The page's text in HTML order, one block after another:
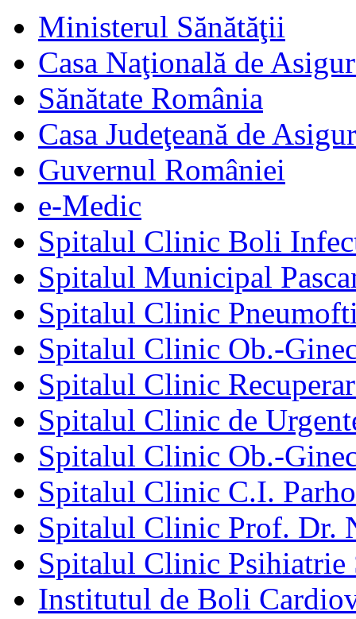
Ministerul Sănătăţii
Casa Naţională de
Sănătate România
Casa Judeţeană de
Guvernul României
e-Medic
Spitalul Clinic Boli
Spitalul Municipal
Spitalul Clinic
Spitalul Clinic Ob.-
Spitalul Clinic
Spitalul Clinic de
Spitalul Clinic Ob.-
Spitalul Clinic C.I.
Spitalul Clinic Prof. Dr.
Spitalul Clinic Psihiatrie
Institutul de Boli